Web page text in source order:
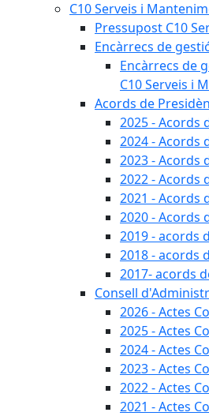
C10 Serveis i
Pressupost C10
Encàrrecs de
Encàrrecs de
C10 Serveis i
Acords de
2025 - Acords
2024 - Acords
2023 - Acords
2022 - Acords
2021 - Acords
2020 - Acords
2019 - acords
2018 - acords
2017- acords
Consell
2026 - Actes
2025 - Actes
2024 - Actes
2023 - Actes
2022 - Actes
2021 - Actes